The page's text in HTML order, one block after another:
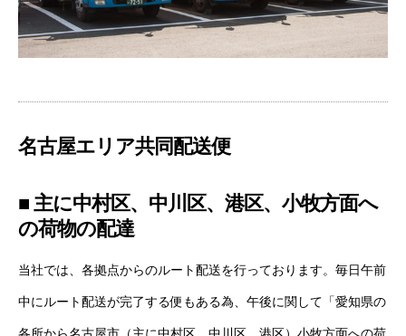
名古屋エリア共同配送便
■ 主に中村区、中川区、港区、小牧方面へ
の荷物の配達
当社では、各拠点からのルート配送を行っております。毎日午前
中にルート配送が完了する便もある為、午後に関して「愛知県の
各所から名古屋市（主に中村区、中川区、港区）小牧方面への荷